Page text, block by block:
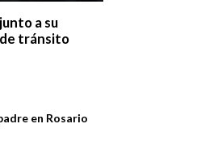
a su
tránsito
en Rosario